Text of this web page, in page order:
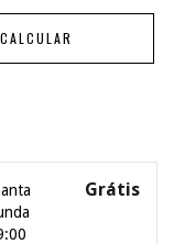
CALCULAR
Grátis